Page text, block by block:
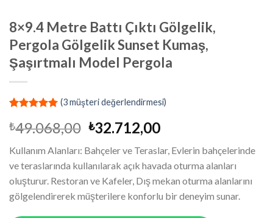
8×9.4 Metre Battı Çıktı Gölgelik,
Pergola Gölgelik Sunset Kumaş,
Şaşırtmalı Model Pergola
puanına
dayanarak
5 üzerinden
5.00puan
aldı
(3müşteri değerlendirmesi)
₺49.068,00 Orijinal
₺49.068,00.
₺32.712,00Şu
fiyat:
₺32.712,00.
Kullanım Alanları: Bahçeler ve Teraslar, Evlerin bahçelerinde
ve teraslarında kullanılarak açık havada oturma alanları
oluşturur. Restoran ve Kafeler, Dış mekan oturma alanlarını
gölgelendirerek müşterilere konforlu bir deneyim sunar.